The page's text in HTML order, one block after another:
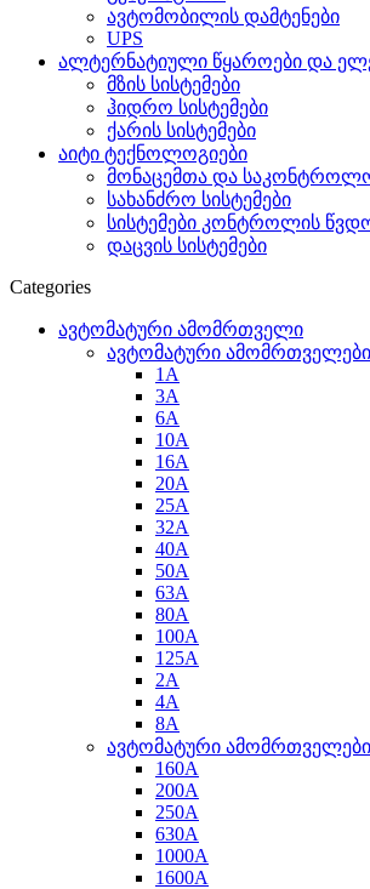
ავტომობილის დამტენები
UPS
ალტერნატიული წყაროები და
მზის სისტემები
ჰიდრო სისტემები
ქარის სისტემები
აიტი ტექნოლოგიები
მონაცემთა და
სახანძრო სისტემები
სისტემები კონტროლის
დაცვის სისტემები
Categories
ავტომატური ამომრთველი
ავტომატური
1A
3A
6A
10A
16A
20A
25А
32A
40A
50A
63A
80A
100A
125A
2A
4A
8A
ავტომატური ამომრთველები
160A
200A
250A
630A
1000A
1600A